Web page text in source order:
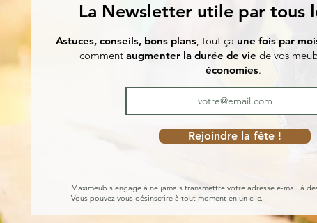
La Newsletter utile par tous
Astuces, conseils, bons plans, tout ça une fois par
comment augmenter la durée de vie de vos
économies.
Rejoindre la fête !
Maximeub s'engage à ne jamais transmettre votre adresse e-mail à
Vous pouvez vous désinscrire à tout moment en un clic.